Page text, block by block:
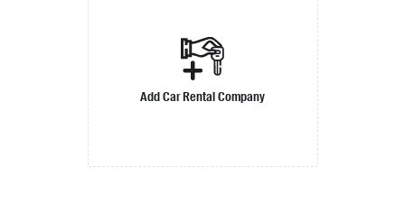
Add Car Rental Company